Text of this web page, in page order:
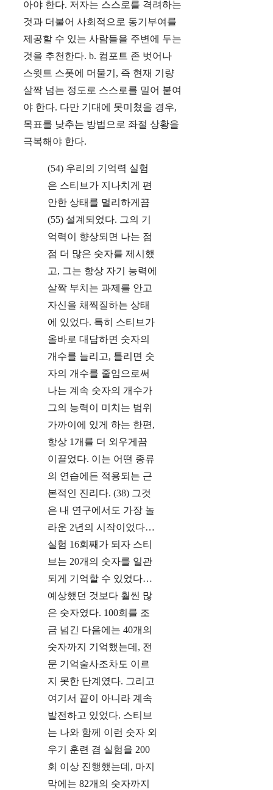
아야 한다. 저자는 스스로를 격려하는
것과 더불어 사회적으로 동기부여를
제공할 수 있는 사람들을 주변에 두는
것을 추천한다. b. 컴포트 존 벗어나
스윗트 스폿에 머물기, 즉 현재 기량
살짝 넘는 정도로 스스로를 밀어 붙여
야 한다. 다만 기대에 못미쳤을 경우,
목표를 낮추는 방법으로 좌절 상황을
극복해야 한다.
(54) 우리의 기억력 실험
은 스티브가 지나치게 편
안한 상태를 멀리하게끔
(55) 설계되었다. 그의 기
억력이 향상되면 나는 점
점 더 많은 숫자를 제시했
고, 그는 항상 자기 능력에
살짝 부치는 과제를 안고
자신을 채찍질하는 상태
에 있었다. 특히 스티브가
올바로 대답하면 숫자의
개수를 늘리고, 틀리면 숫
자의 개수를 줄임으로써
나는 계속 숫자의 개수가
그의 능력이 미치는 범위
가까이에 있게 하는 한편,
항상 1개를 더 외우게끔
이끌었다. 이는 어떤 종류
의 연습에든 적용되는 근
본적인 진리다. (38) 그것
은 내 연구에서도 가장 놀
라운 2년의 시작이었다…
실험 16회째가 되자 스티
브는 20개의 숫자를 일관
되게 기억할 수 있었다…
예상했던 것보다 훨씬 많
은 숫자였다. 100회를 조
금 넘긴 다음에는 40개의
숫자까지 기억했는데, 전
문 기억술사조차도 이르
지 못한 단계였다. 그리고
여기서 끝이 아니라 계속
발전하고 있었다. 스티브
는 나와 함께 이런 숫자 외
우기 훈련 겸 실험을 200
회 이상 진행했는데, 마지
막에는 82개의 숫자까지